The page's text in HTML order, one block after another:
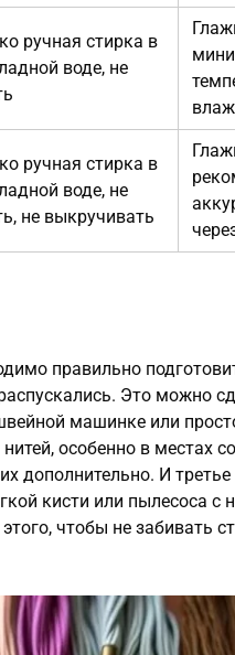
ручная стирка в
воде, не
ручная стирка в
воде, не
не выкручивать
правильно
Это можно
машинке или
особенно в местах
дополнительно. И
кисти или пылесоса с
чтобы не забивать